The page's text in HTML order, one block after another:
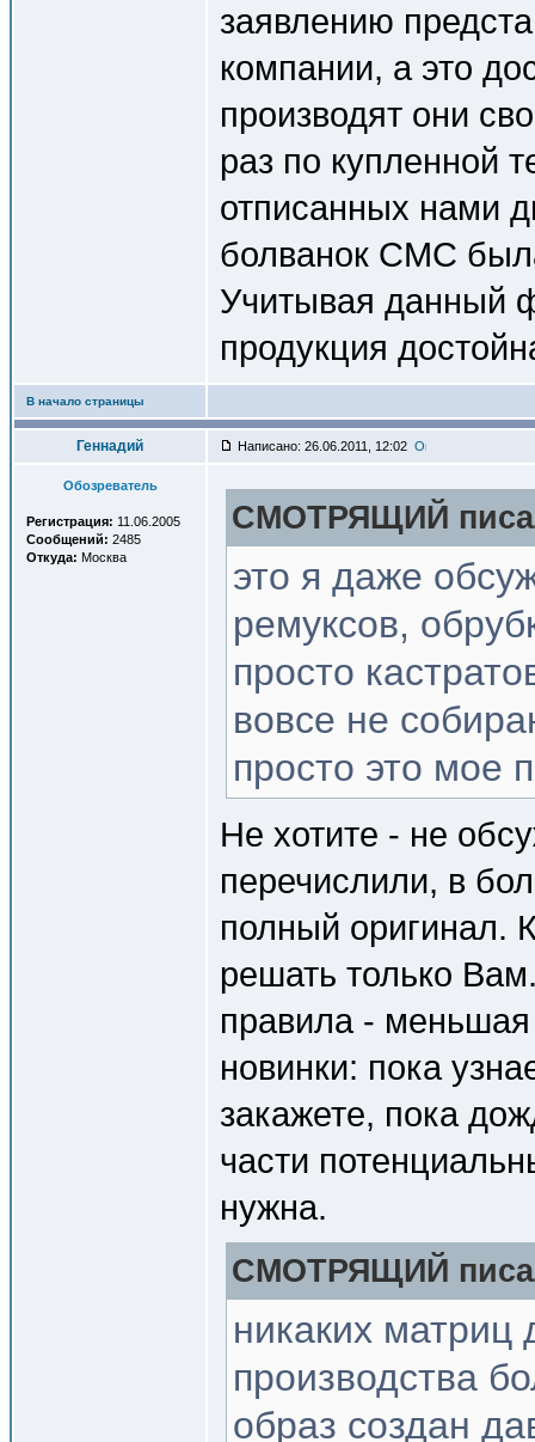
заявлению
компании, а это
производят они
раз по купленной
отписанных нами
болванок СМС
Учитывая данный
продукция
В начало страницы
Геннадий Написано: 26.06.2011, 12:02
Обозреватель
Регистрация: 11.06.2005
Сообщений: 2485
Откуда: Москва
СМОТРЯЩИЙ
это я даже
ремуксов,
просто
вовсе не
просто это мое
Не хотите - не
перечислили, в
полный оригинал.
решать только
правила - меньшая
новинки: пока
закажете, пока
части
нужна.
СМОТРЯЩИЙ
никаких матриц
производства
образ создан